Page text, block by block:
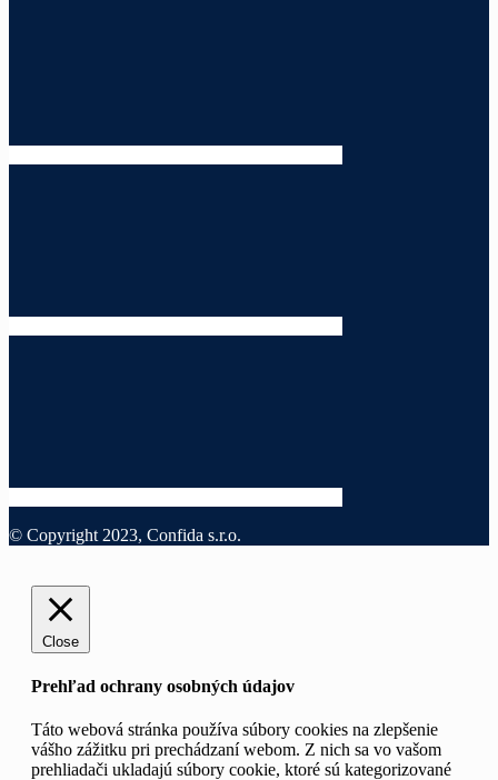
© Copyright 2023, Confida s.r.o.
Close
Prehľad ochrany osobných údajov
Táto webová stránka používa súbory cookies na zlepšenie
vášho zážitku pri prechádzaní webom. Z nich sa vo vašom
prehliadači ukladajú súbory cookie, ktoré sú kategorizované